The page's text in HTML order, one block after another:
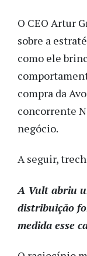
O CEO Artur
sobre a
como ele
compra da
concorrente
negócio.
A seguir,
A Vult abriu
distribuição
medida esse